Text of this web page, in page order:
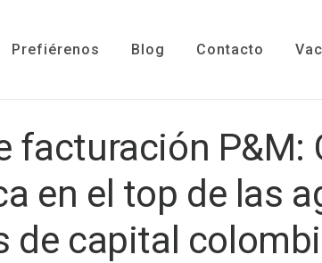
Prefiérenos Blog Contacto
facturación P&M:
en el top de las
de capital